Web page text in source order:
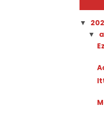
▼
▼